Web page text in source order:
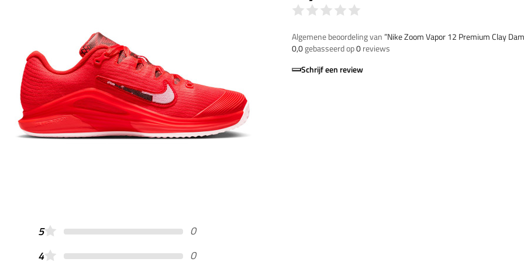
Algemene beoordeling van”Nike Zoom Vapor 12 Premium Clay
0,0gebasseerd op0reviews
Schrijf een review
5
0
4
0